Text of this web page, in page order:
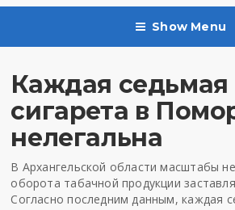
Show Menu
Каждая седьмая
сигарета в
нелегальна
В Архангельской области масштабы
оборота табачной продукции
Согласно последним данным, каждая